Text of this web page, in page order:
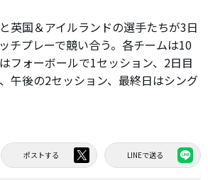
英国＆アイルランドの選手たちが3日
チプレーで競い合う。各チームは10
フォーボールで1セッション、2日目
午後の2セッション、最終日はシング
ポストする LINEで送る